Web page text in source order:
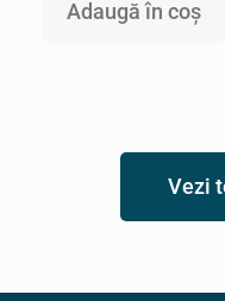
Adaugă în coș
Vezi